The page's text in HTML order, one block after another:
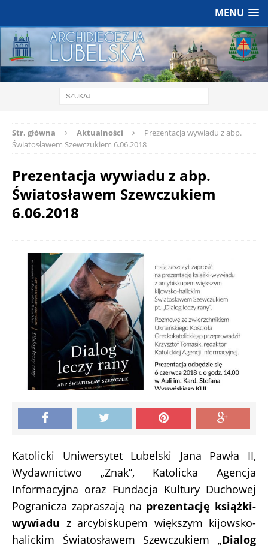
MENU
Str. główna Aktualności
Prezentacja wywiadu z abp.
Światosławem Szewczukiem 6.06.2018
Prezentacja wywiadu z abp.
Światosławem Szewczukiem
6.06.2018
Katolicki Uniwersytet Lubelski Jana Pawła II,
Wydawnictwo „Znak”, Katolicka Agencja
Informacyjna oraz Fundacja Kultury Duchowej
Pogranicza zapraszają na prezentację książki-
wywiadu z arcybiskupem większym kijowsko-
halickim Światosławem Szewczukiem „Dialog